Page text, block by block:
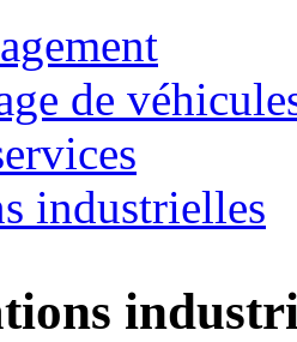
de
industrielles